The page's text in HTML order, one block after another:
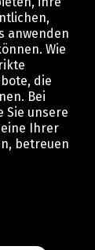
anwenden
Wie
die
Bei
Sie unsere
Ihrer
betreuen